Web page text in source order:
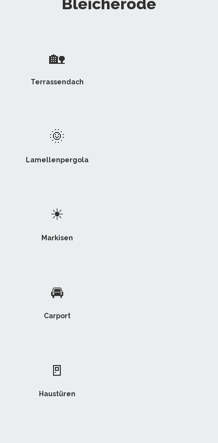
Bleicherode
🏡
Terrassendach
🌞
Lamellenpergola
☀
Markisen
🚘
Carport
🚪
Haustüren